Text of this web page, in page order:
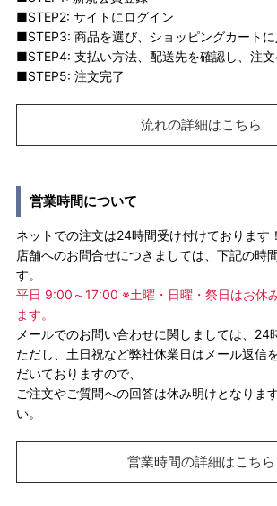
■STEP2: サイトにログイン
■STEP3: 商品を選び、ショッピングカート
■STEP4: 支払い方法、配送先を確認し、注
■STEP5: 注文完了
流れの詳細はこちら
営業時間について
ネットでの注文は24時間受け付けております！
店舗へのお問合せにつきましては、下記の時
す。
平日 9:00～17:00 ※土曜・日曜・祭日はお休
ます。
メールでのお問い合わせに関しましては、24
ただし、土日祝など弊社休業日はメール返信
だいておりますので、
ご注文やご質問への回答は休み明けとなりま
い。
営業時間の詳細はこちら